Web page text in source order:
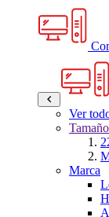
Ver
Marca